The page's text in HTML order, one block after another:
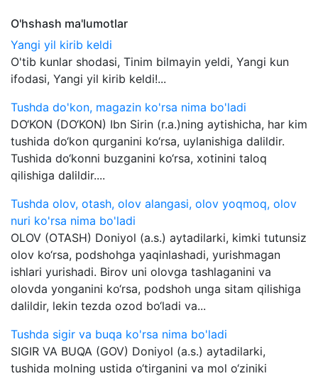
O'hshash ma'lumotlar
Yangi yil kirib keldi
O'tib kunlar shodasi, Tinim bilmayin yeldi, Yangi kun
ifodasi, Yangi yil kirib keldi!...
Tushda do'kon, magazin ko'rsa nima bo'ladi
DO‘KON (DO‘KON) Ibn Sirin (r.a.)ning aytishicha, har kim
tushida do‘kon qurganini ko‘rsa, uylanishiga dalildir.
Tushida do‘konni buzganini ko‘rsa, xotinini taloq
qilishiga dalildir....
Tushda olov, otash, olov alangasi, olov yoqmoq, olov
nuri ko'rsa nima bo'ladi
OLOV (OTASH) Doniyol (a.s.) aytadilarki, kimki tutunsiz
olov ko‘rsa, podshohga yaqinlashadi, yurishmagan
ishlari yurishadi. Birov uni olovga tashlaganini va
olovda yonganini ko‘rsa, podshoh unga sitam qilishiga
dalildir, lekin tezda ozod bo‘ladi va...
Tushda sigir va buqa ko'rsa nima bo'ladi
SIGIR VA BUQA (GOV) Doniyol (a.s.) aytadilarki,
tushida molning ustida o‘tirganini va mol o‘ziniki